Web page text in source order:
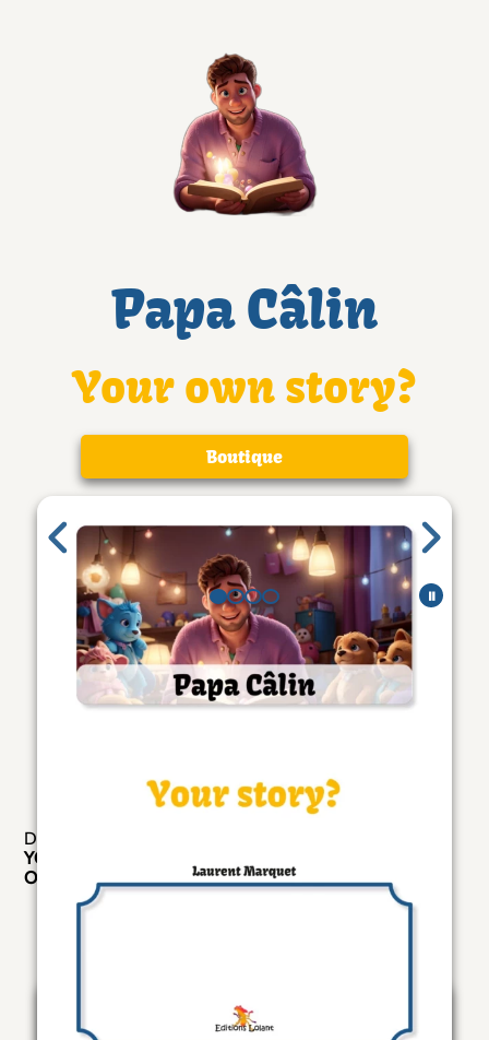
Papa Câlin
Your own story?
Boutique
Galerie de pages
⏸
Catégories
Histoires (Français)
Description
Do you want Papa Câlin to invent
YOUR
Order YOUR story!
Your story